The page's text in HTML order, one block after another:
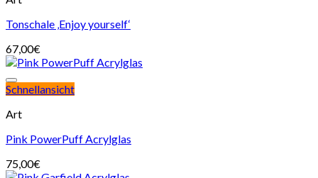
Tonschale ‚Enjoy yourself‘
67,00€
Schnellansicht
Art
Pink PowerPuff Acrylglas
75,00€